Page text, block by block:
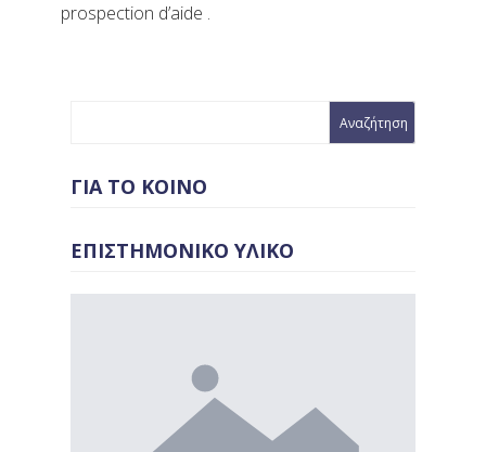
prospection d’aide .
ΓΙΑ ΤΟ ΚΟΙΝΟ
ΕΠΙΣΤΗΜΟΝΙΚΟ ΥΛΙΚΟ